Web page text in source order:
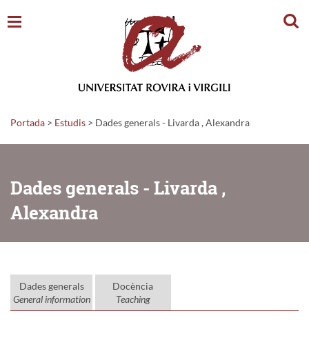
Portada > Estudis > Dades generals - Livarda , Alexandra
Dades generals - Livarda ,
Alexandra
Dades generals
General information
Docència
Teaching